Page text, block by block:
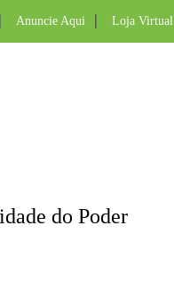
Anuncie Aqui Loja Virtual
do Poder